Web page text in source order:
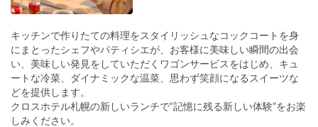
キッチンで作りたての料理をスタイリッシュなコックコートを身
にまとったシェフやパティシエが、お客様に美味しい瞬間の出会
い、美味しい発見をしていただくワゴンサービスをはじめ、キュ
ートな冷菜、ダイナミックな温菜、思わず笑顔になるスイーツな
どを提供します。
クロスホテル札幌の新しいランチで“記憶に残る新しい体験”をお楽
しみください。